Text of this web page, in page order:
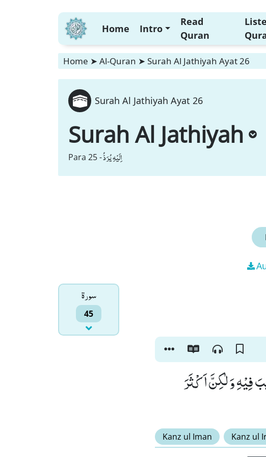
Home Intro
Read
Quran
Home ➤ Al-Quran ➤ Surah Al Jathiyah Ayat 26
Surah Al Jathiyah Ayat 26
Surah Al Jathiyah
Para 25 -اِلَیْهِ یُرَدُّ
سورۃ
45
فِیْهِ وَ لٰكِنَّ اَكْثَرَ
Kanz ul Iman Kanz ul